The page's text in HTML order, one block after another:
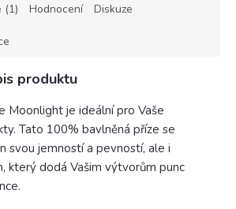
(1) Hodnocení Diskuze
produktu
Moonlight je ideální pro Vaše
Tato 100% bavlněná příze se
svou jemností a pevností, ale i
který dodá Vašim výtvorům punc